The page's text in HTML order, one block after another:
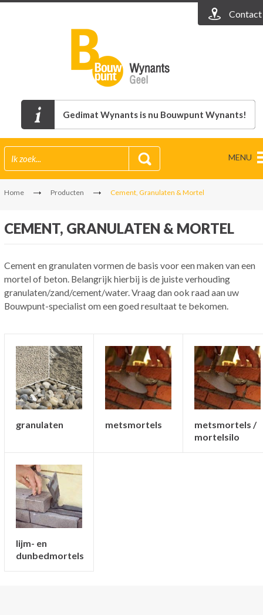
Contact
Gedimat Wynants is nu Bouwpunt Wynants!
MENU
Home Producten Cement, Granulaten & Mortel
CEMENT, GRANULATEN & MORTEL
Cement en granulaten vormen de basis voor een maken van een
mortel of beton. Belangrijk hierbij is de juiste verhouding
granulaten/zand/cement/water. Vraag dan ook raad aan uw
Bouwpunt-specialist om een goed resultaat te bekomen.
granulaten metsmortels
metsmortels /
mortelsilo
lijm- en
dunbedmortels